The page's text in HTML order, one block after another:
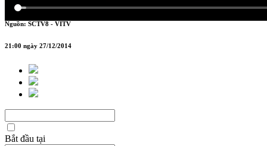
Nguồn: SCTV8 - VITV
21:00 ngày 27/12/2014
Bắt đầu tại